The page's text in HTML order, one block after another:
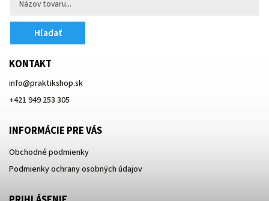
Hľadať
KONTAKT
info@praktikshop.sk
+421 949 253 305
INFORMÁCIE PRE VÁS
Obchodné podmienky
Podmienky ochrany osobných údajov